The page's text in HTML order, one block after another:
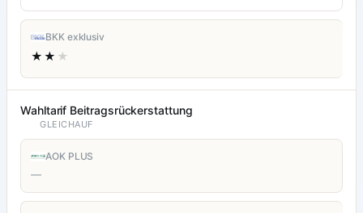
BKK exklusiv
★★ ★
Wahltarif Beitragsrückerstattung
GLEICHAUF
AOK PLUS
—